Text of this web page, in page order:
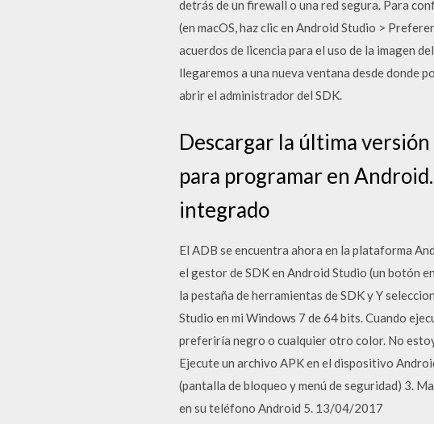
detrás de un firewall o una red segura. Para
(en macOS, haz clic en Android Studio >
acuerdos de licencia para el uso de la imagen
llegaremos a una nueva ventana desde donde
abrir el administrador del SDK.
Descargar la última
para programar en
integrado
El ADB se encuentra ahora en la plataforma
el gestor de SDK en Android Studio (un botón
la pestaña de herramientas de SDK y Y
Studio en mi Windows 7 de 64 bits. Cuando
preferiría negro o cualquier otro color. No
Ejecute un archivo APK en el dispositivo
(pantalla de bloqueo y menú de seguridad) 3.
en su teléfono Android 5. 13/04/2017